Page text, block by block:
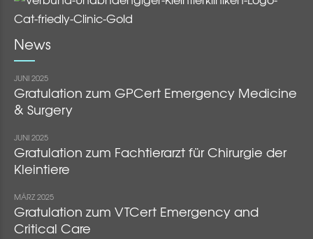
News
JUNI 2025
Gratulation zum GPCert Emergency Medicine
& Surgery
JUNI 2025
Gratulation zum Fachtierarzt für Chirurgie der
Kleintiere
MÄRZ 2025
Gratulation zum VTCert Emergency and
Critical Care